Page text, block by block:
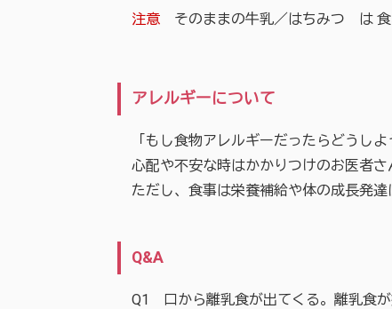
注意 そのままの牛乳／はちみつ は 食
アレルギーについて
「もし食物アレルギーだったらどうしよ
心配や不安な時はかかりつけのお医者さ
ただし、食事は栄養補給や体の成長発達
Q&A
Q1 口から離乳食が出てくる。離乳食が